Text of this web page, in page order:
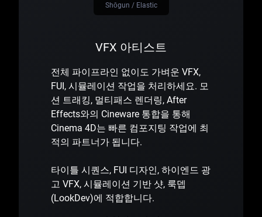
VFX 아티스트
전체 파이프라인 없이도 가벼운 VFX,
FUI, 시뮬레이션 작업을 처리하세요. 모
션 트래킹, 멀티패스 렌더링, After
Effects와의 Cineware 통합을 통해
Cinema 4D는 빠른 컴포지팅 작업에 최
적의 파트너가 됩니다.
타이틀 시퀀스, FUI 디자인, 하이엔드 광
고 VFX, 시뮬레이션 기반 샷, 룩뎁
(LookDev)에 적합합니다.
Shōgun / Elastic